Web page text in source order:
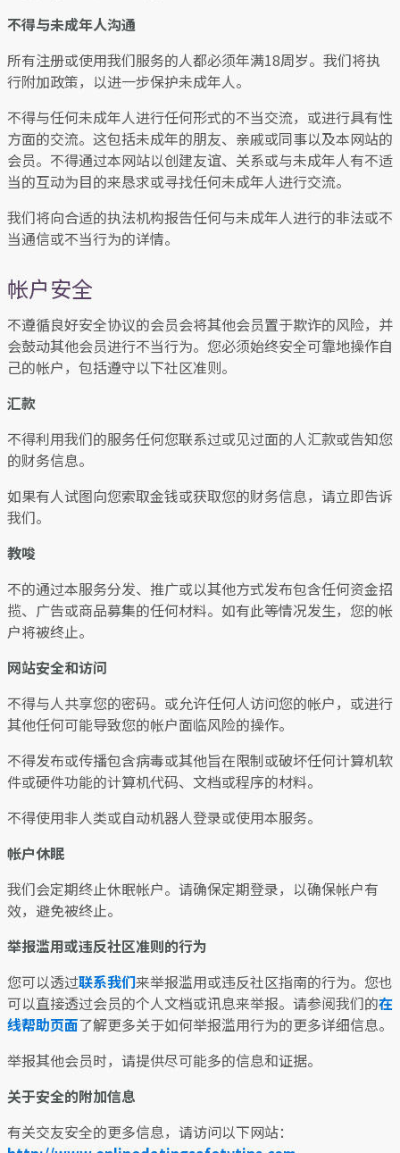
不得与未成年人沟通
所有注册或使用我们服务的人都必须年满18周岁。我们将执
行附加政策，以进一步保护未成年人。
不得与任何未成年人进行任何形式的不当交流，或进行具有性
方面的交流。这包括未成年的朋友、亲戚或同事以及本网站的
会员。不得通过本网站以创建友谊、关系或与未成年人有不适
当的互动为目的来恳求或寻找任何未成年人进行交流。
我们将向合适的执法机构报告任何与未成年人进行的非法或不
当通信或不当行为的详情。
帐户安全
不遵循良好安全协议的会员会将其他会员置于欺诈的风险，并
会鼓动其他会员进行不当行为。您必须始终安全可靠地操作自
己的帐户，包括遵守以下社区准则。
汇款
不得利用我们的服务任何您联系过或见过面的人汇款或告知您
的财务信息。
如果有人试图向您索取金钱或获取您的财务信息，请立即告诉
我们。
教唆
不的通过本服务分发、推广或以其他方式发布包含任何资金招
揽、广告或商品募集的任何材料。如有此等情况发生，您的帐
户将被终止。
网站安全和访问
不得与人共享您的密码。或允许任何人访问您的帐户，或进行
其他任何可能导致您的帐户面临风险的操作。
不得发布或传播包含病毒或其他旨在限制或破坏任何计算机软
件或硬件功能的计算机代码、文档或程序的材料。
不得使用非人类或自动机器人登录或使用本服务。
帐户休眠
我们会定期终止休眠帐户。请确保定期登录，以确保帐户有
效，避免被终止。
举报滥用或违反社区准则的行为
您可以透过联系我们来举报滥用或违反社区指南的行为。您也
可以直接透过会员的个人文档或讯息来举报。请参阅我们的在
线帮助页面了解更多关于如何举报滥用行为的更多详细信息。
举报其他会员时，请提供尽可能多的信息和证据。
关于安全的附加信息
有关交友安全的更多信息，请访问以下网站：